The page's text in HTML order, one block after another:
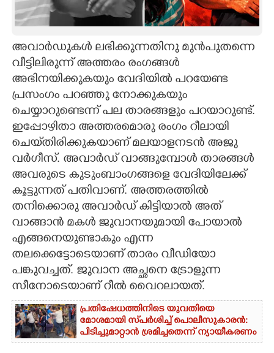
ASTRO
CARTOONS
LITERATURE
ZOOM
CONTACT US
അവാർഡുകൾ ലഭിക്കുന്നതിനു മുൻപുതന്നെ
വീട്ടിലിരുന്ന് അത്തരം രംഗങ്ങൾ
അഭിനയിക്കുകയും വേദിയിൽ പറയേണ്ട
പ്രസംഗം പറഞ്ഞു നോക്കുകയും
ചെയ്യാറുണ്ടെന്ന് പല താരങ്ങളും പറയാറുണ്ട്.
ഇപ്പോഴിതാ അത്തരമൊരു രംഗം റീലായി
ചെയ്‌തിരിക്കുകയാണ് മലയാളനടൻ അജു
വർഗീസ്. അവാർഡ് വാങ്ങുമ്പോൾ താരങ്ങൾ
അവരുടെ കുടുംബാംഗങ്ങളെ വേദിയിലേക്ക്
കൂട്ടുന്നത് പതിവാണ്. അത്തരത്തിൽ
തനിക്കൊരു അവാർഡ് കിട്ടിയാൽ അത്
വാങ്ങാൻ മകൾ ജുവാനയുമായി പോയാൽ
എങ്ങനെയുണ്ടാകും എന്ന
തലക്കെട്ടോടെയാണ് താരം വീഡിയോ
പങ്കുവച്ചത്. ജുവാന അച്ഛനെ ട്രോളുന്ന
സീനോടെയാണ് റീൽ വൈറലായത്.
പ്രതിഷേധത്തിനിടെ യുവതിയെ
മോശമായി സ്‌പർശിച്ച് പൊലീസുകാരൻ:
പിടിച്ചുമാറ്റാൻ ശ്രമിച്ചതെന്ന് ന്യായീകരണം